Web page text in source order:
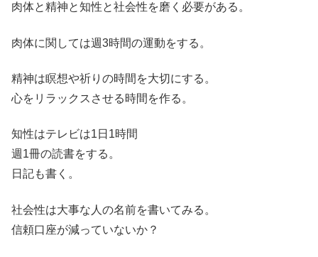
肉体と精神と知性と社会性を磨く必要がある。
肉体に関しては週3時間の運動をする。
精神は瞑想や祈りの時間を大切にする。
心をリラックスさせる時間を作る。
知性はテレビは1日1時間
週1冊の読書をする。
日記も書く。
社会性は大事な人の名前を書いてみる。
信頼口座が減っていないか？